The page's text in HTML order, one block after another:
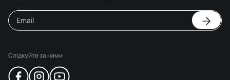
Слідкуйте за нами